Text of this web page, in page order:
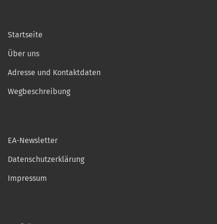
Startseite
Über uns
Adresse und Kontaktdaten
Wegbeschreibung
EA-Newsletter
Datenschutzerklärung
Impressum